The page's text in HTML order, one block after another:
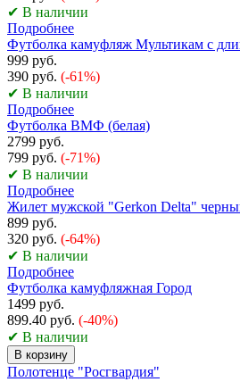
✔ В наличии
Подробнее
Футболка камуфляж Мультикам с
999 руб.
390 руб. (-61%)
✔ В наличии
Подробнее
Футболка ВМФ (белая)
2799 руб.
799 руб. (-71%)
✔ В наличии
Подробнее
Жилет мужской "Gerkon Delta"
899 руб.
320 руб. (-64%)
✔ В наличии
Подробнее
Футболка камуфляжная Город
1499 руб.
899.40 руб. (-40%)
✔ В наличии
В корзину
Полотенце "Росгвардия"